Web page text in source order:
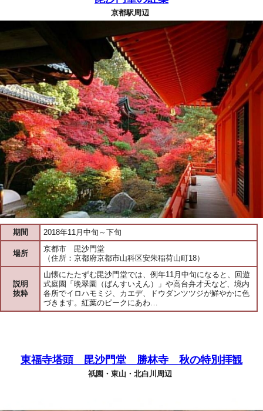
京都駅周辺
期間 2018年11月中旬～下旬
場所
京都市 毘沙門堂
（住所：京都府京都市山科区安朱稲荷山町18）
説明
抜粋
山懐にたたずむ毘沙門堂では、例年11月中旬になると、回遊
式庭園「晩翠園（ばんすいえん）」や高台弁才天など、境内
各所でイロハモミジ、カエデ、ドウダンツツジが鮮やかに色
づきます。紅葉のピークにあわ…
東福寺塔頭 毘沙門堂 勝林寺 秋の特別拝観
祇園・東山・北白川周辺